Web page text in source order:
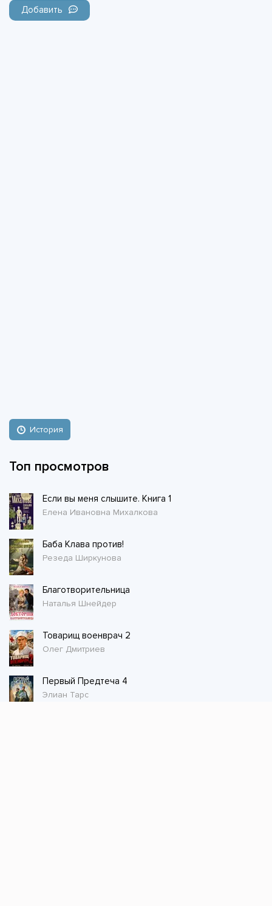
Добавить
История
Топ просмотров
Если вы меня слышите. Книга 1
Елена Ивановна Михалкова
Баба Клава против!
Резеда Ширкунова
Благотворительница
Наталья Шнейдер
Товарищ военврач 2
Олег Дмитриев
Первый Предтеча 4
Элиан Тарс